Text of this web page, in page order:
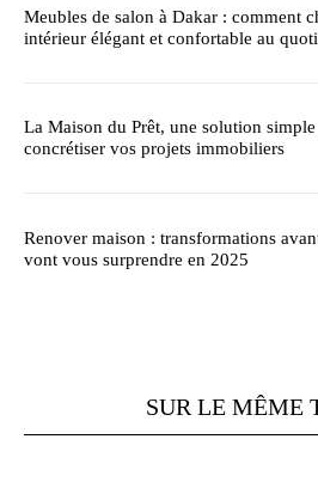
Meubles de salon à Dakar : comment
intérieur élégant et confortable au
La Maison du Prêt, une solution
concrétiser vos projets immobiliers
Renover maison : transformations
vont vous surprendre en 2025
SUR LE MÊME